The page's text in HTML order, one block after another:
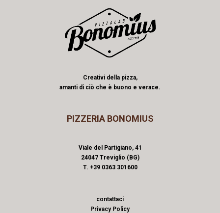
Creativi della pizza,
amanti di ciò che è buono e verace.
PIZZERIA BONOMIUS
Viale del Partigiano, 41
24047 Treviglio (BG)
T. +39 0363 301600
contattaci
Privacy Policy